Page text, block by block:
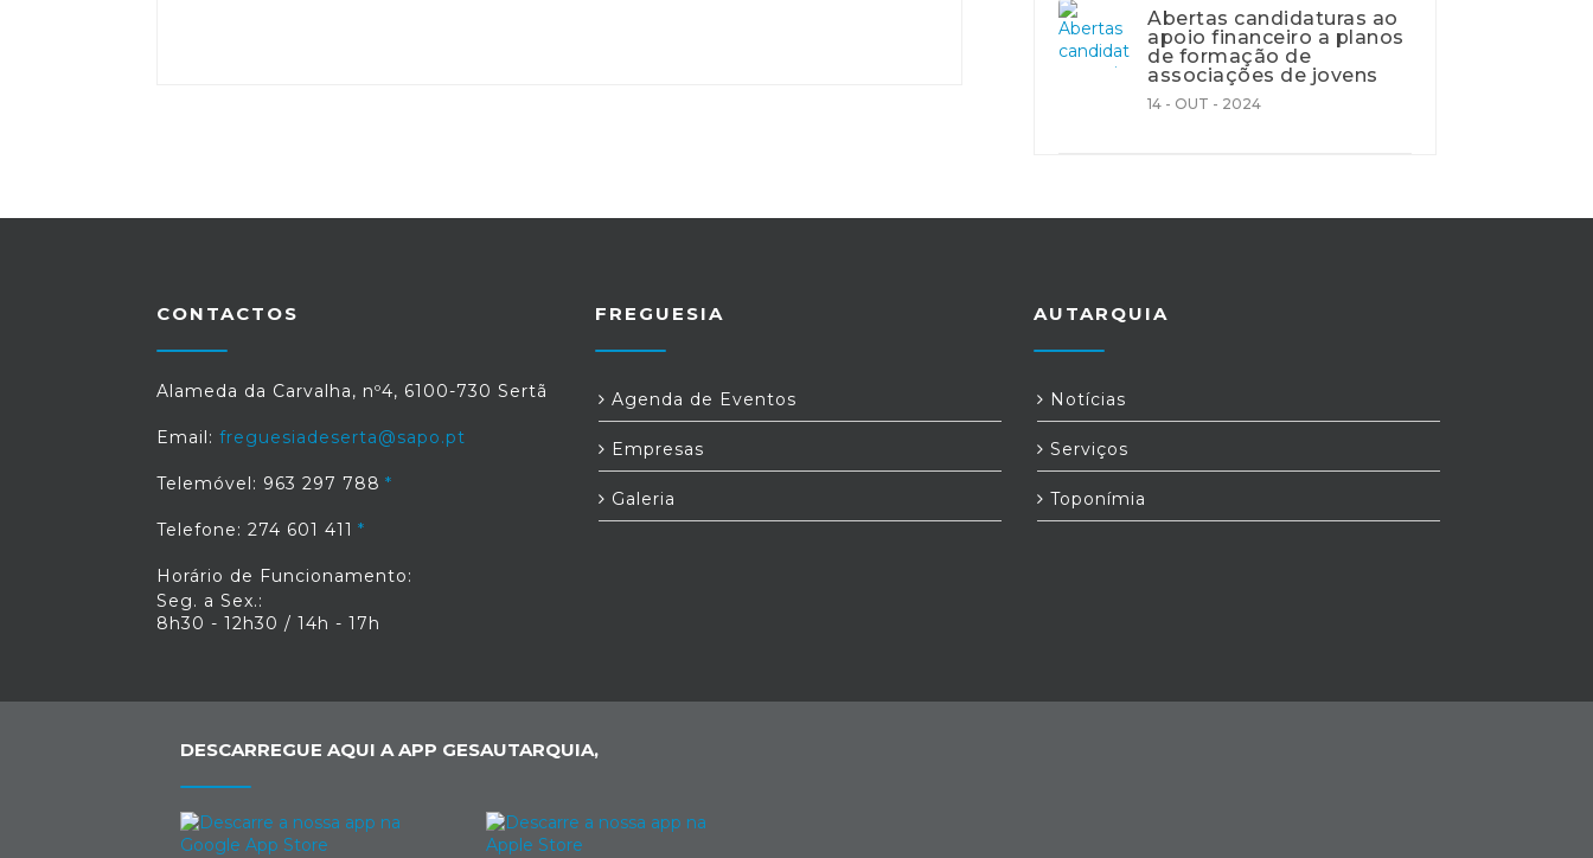
Abertas candidaturas ao
apoio financeiro a planos
de formação de
associações de jovens
14 - OUT - 2024
CONTACTOS
Alameda da Carvalha, nº4, 6100-730 Sertã
Email: freguesiadeserta@sapo.pt
Telemóvel: 963 297 788
Telefone: 274 601 411
Horário de Funcionamento:
Seg. a Sex.:
8h30 - 12h30 / 14h - 17h
FREGUESIA
Agenda de Eventos
Empresas
Galeria
AUTARQUIA
Notícias
Serviços
Toponímia
DESCARREGUE AQUI A APP GESAUTARQUIA,